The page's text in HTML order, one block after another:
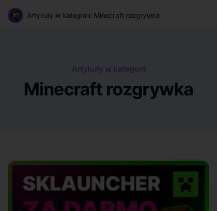
Artykuły w kategorii Minecraft rozgrywka | magictm
magictmArtykuły w kategorii: Minecraft rozgrywka
Artykuły w kategorii
Minecraft rozgrywka